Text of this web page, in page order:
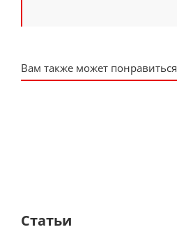
Вам также может понравиться
Статьи